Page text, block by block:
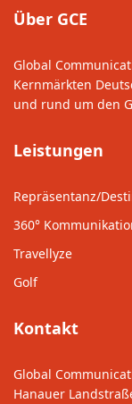
Über GCE
Global
Kernmärkten
und rund um den
Leistungen
Repräsentanz/
360°
Travellyze
Golf
Kontakt
Global
Hanauer